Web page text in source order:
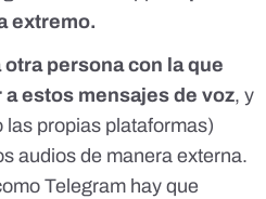
extremo.
otra persona con la que
estos mensajes de voz, y
las propias plataformas)
audios de manera externa.
Telegram hay que